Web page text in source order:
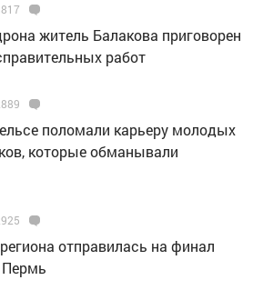
житель Балакова приговорен
работ
поломали карьеру молодых
которые обманывали
отправилась на финал
Пермь